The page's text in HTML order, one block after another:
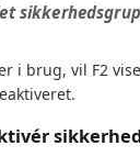
i brug, vil F2